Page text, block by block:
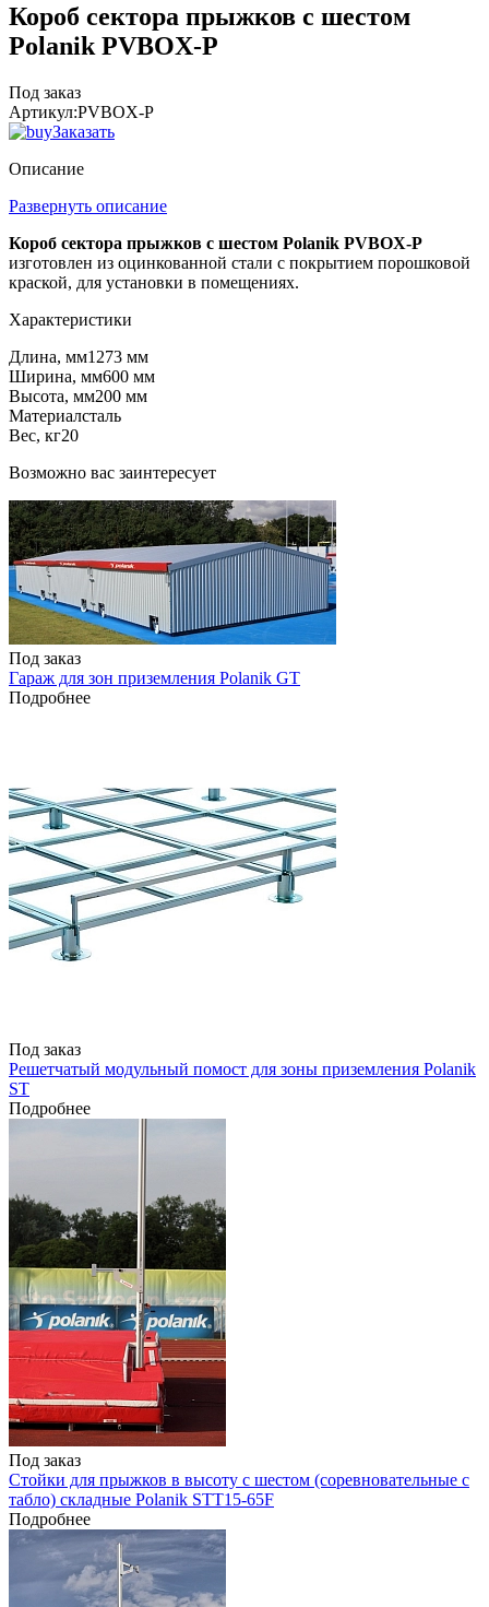
Короб сектора прыжков с шестом
Polanik PVBOX-P
Под заказ
Артикул:PVBOX-P
Заказать
Описание
Развернуть описание
Короб сектора прыжков с шестом Polanik PVBOX-P
изготовлен из оцинкованной стали с покрытием порошковой
краской, для установки в помещениях.
Характеристики
Длина, мм1273 мм
Ширина, мм600 мм
Высота, мм200 мм
Материалсталь
Вес, кг20
Возможно вас заинтересует
Под заказ
Гараж для зон приземления Polanik GT
Подробнее
Под заказ
Решетчатый модульный помост для зоны приземления Polanik
ST
Подробнее
Под заказ
Стойки для прыжков в высоту с шестом (соревновательные с
табло) складные Polanik STT15-65F
Подробнее